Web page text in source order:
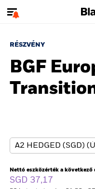
RÉSZVÉNY
BGF
Nettó eszközérték a következő
SGD 37,17